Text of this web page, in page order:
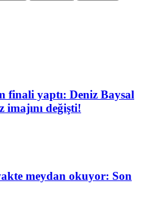
finali yaptı: Deniz Baysal
imajını değişti!
meydan okuyor: Son